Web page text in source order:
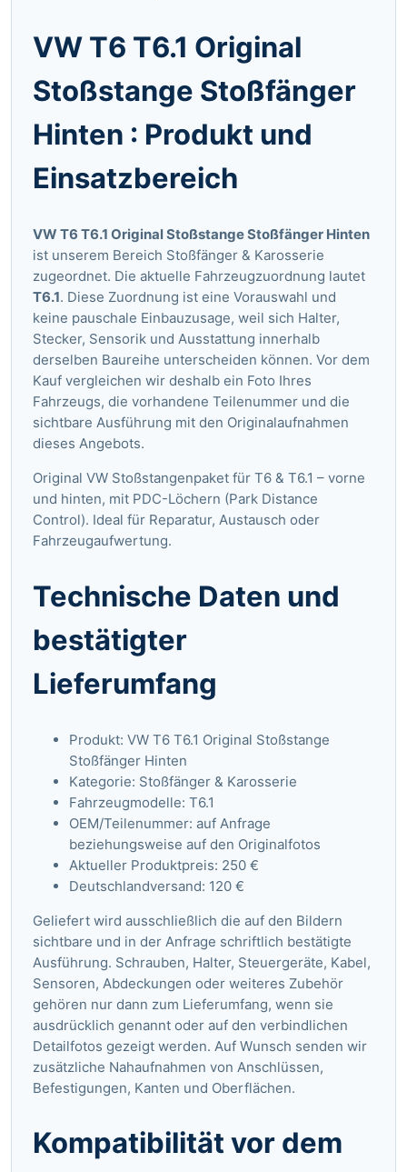
VW T6 T6.1 Original
Stoßstange Stoßfänger
Hinten : Produkt und
Einsatzbereich
VW T6 T6.1 Original Stoßstange Stoßfänger Hinten
ist unserem Bereich Stoßfänger & Karosserie
zugeordnet. Die aktuelle Fahrzeugzuordnung lautet
T6.1. Diese Zuordnung ist eine Vorauswahl und
keine pauschale Einbauzusage, weil sich Halter,
Stecker, Sensorik und Ausstattung innerhalb
derselben Baureihe unterscheiden können. Vor dem
Kauf vergleichen wir deshalb ein Foto Ihres
Fahrzeugs, die vorhandene Teilenummer und die
sichtbare Ausführung mit den Originalaufnahmen
dieses Angebots.
Original VW Stoßstangenpaket für T6 & T6.1 – vorne
und hinten, mit PDC-Löchern (Park Distance
Control). Ideal für Reparatur, Austausch oder
Fahrzeugaufwertung.
Technische Daten und
bestätigter
Lieferumfang
Produkt: VW T6 T6.1 Original Stoßstange
Stoßfänger Hinten
Kategorie: Stoßfänger & Karosserie
Fahrzeugmodelle: T6.1
OEM/Teilenummer: auf Anfrage
beziehungsweise auf den Originalfotos
Aktueller Produktpreis: 250 €
Deutschlandversand: 120 €
Geliefert wird ausschließlich die auf den Bildern
sichtbare und in der Anfrage schriftlich bestätigte
Ausführung. Schrauben, Halter, Steuergeräte, Kabel,
Sensoren, Abdeckungen oder weiteres Zubehör
gehören nur dann zum Lieferumfang, wenn sie
ausdrücklich genannt oder auf den verbindlichen
Detailfotos gezeigt werden. Auf Wunsch senden wir
zusätzliche Nahaufnahmen von Anschlüssen,
Befestigungen, Kanten und Oberflächen.
Kompatibilität vor dem